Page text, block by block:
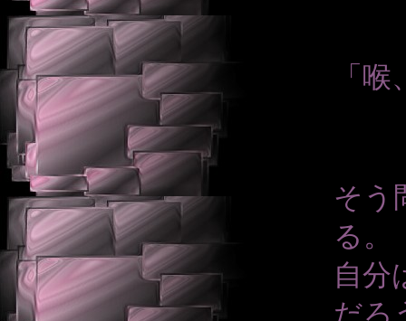
「
そう
る。
自分
だろ